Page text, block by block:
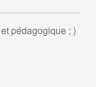
pédagogique ; )